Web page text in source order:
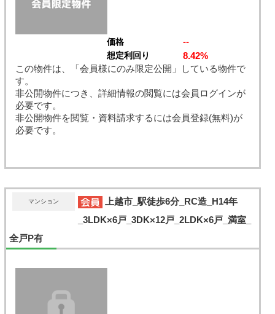
価格 --
想定利回り
8.42%
この物件は、「会員様にのみ限定公開」している物件で
す。
非公開物件につき、詳細情報の閲覧には会員ログインが
必要です。
非公開物件を閲覧・資料請求するには会員登録(無料)が
必要です。
マンション
上越市_駅徒歩6分_RC造_H14年
_3LDK×6戸_3DK×12戸_2LDK×6戸_満室_
全戸P有